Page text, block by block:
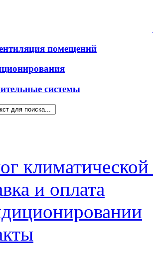
помещений
системы
и оплата